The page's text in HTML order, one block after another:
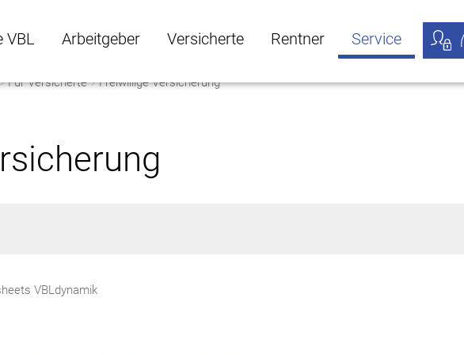
VBL
Untermenü öffnen
Arbeitgeber
Arbeitgeber Untermenü öffnen
Versicherte
Versicherte Untermenü öffnen
Rentner Service
Für Versicherte Freiwillige Versicherung
VBLdynamik